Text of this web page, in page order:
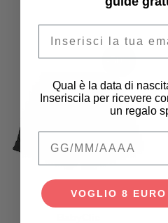
-50%
Qual è la data di
Inseriscila per ricevere
un regalo
VOGLIO 8